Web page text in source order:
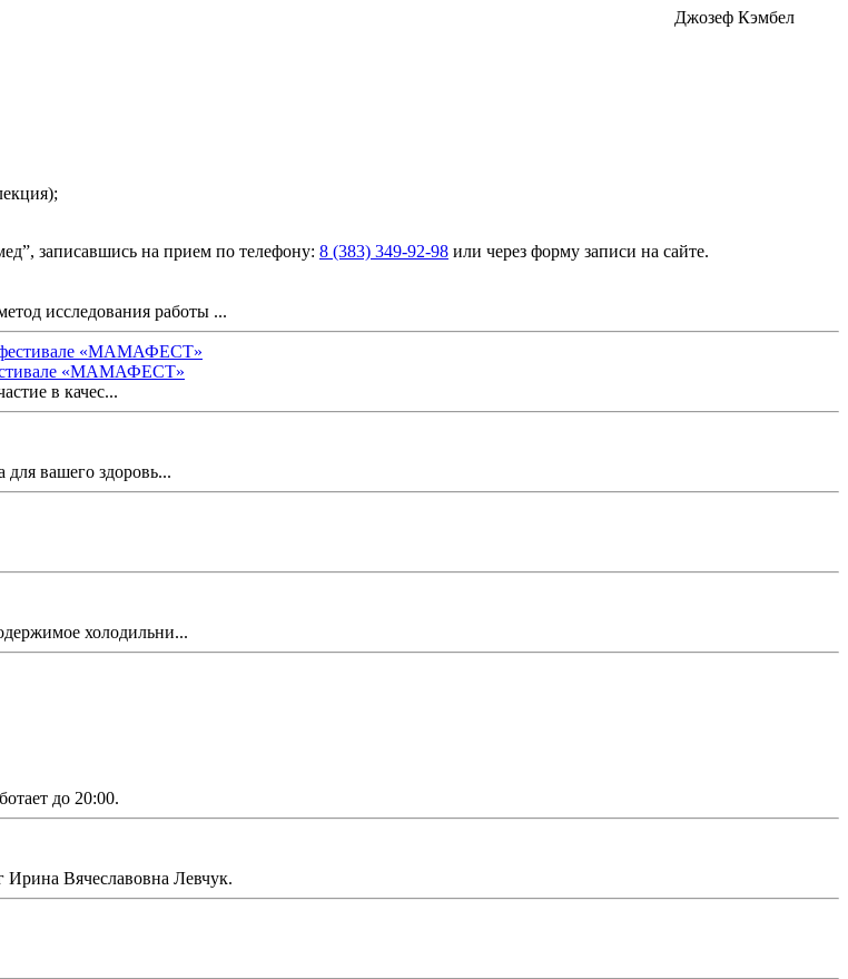
Джозеф Кэмбел
записавшись на прием по телефону: 8 (383) 349-92-98 или через форму записи на сайте.
исследования работы ...
«МАМАФЕСТ»
в качес...
для вашего здоровь...
холодильни...
до 20:00.
Вячеславовна Левчук.